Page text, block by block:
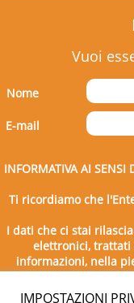
Vuoi
Nome
E-mail
INFORMATIVA AI SENSI
Ti ricordiamo che
I dati che ci stai
elettronici, trattati
informazioni, nella
IMPOSTAZIONI